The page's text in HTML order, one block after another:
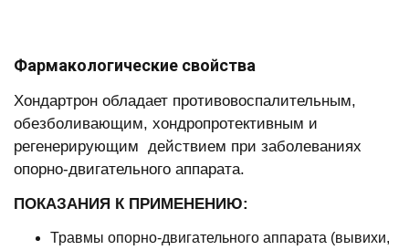
Фармакологические свойства
Хондартрон обладает противовоспалительным,
обезболивающим, хондропротективным и
регенерирующим действием при заболеваниях
опорно-двигательного аппарата.
ПОКАЗАНИЯ К ПРИМЕНЕНИЮ:
Травмы опорно-двигательного аппарата (вывихи,